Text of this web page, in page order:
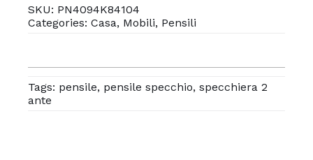
SKU: PN4094K84104
Categories: Casa, Mobili, Pensili
Tags: pensile, pensile specchio, specchiera 2
ante